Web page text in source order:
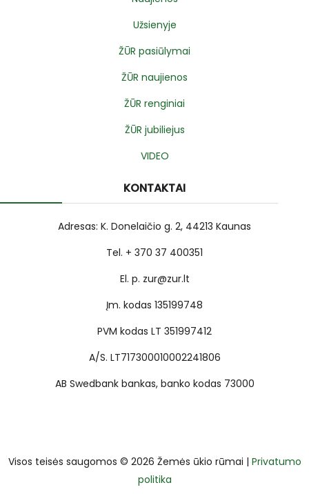
Užsienyje
ŽŪR pasiūlymai
ŽŪR naujienos
ŽŪR renginiai
ŽŪR jubiliejus
VIDEO
KONTAKTAI
Adresas: K. Donelaičio g. 2, 44213 Kaunas
Tel. + 370 37 400351
El. p. zur@zur.lt
Įm. kodas 135199748
PVM kodas LT 351997412
A/S. LT717300010002241806
AB Swedbank bankas, banko kodas 73000
Visos teisės saugomos © 2026 Žemės ūkio rūmai | Privatumo
politika